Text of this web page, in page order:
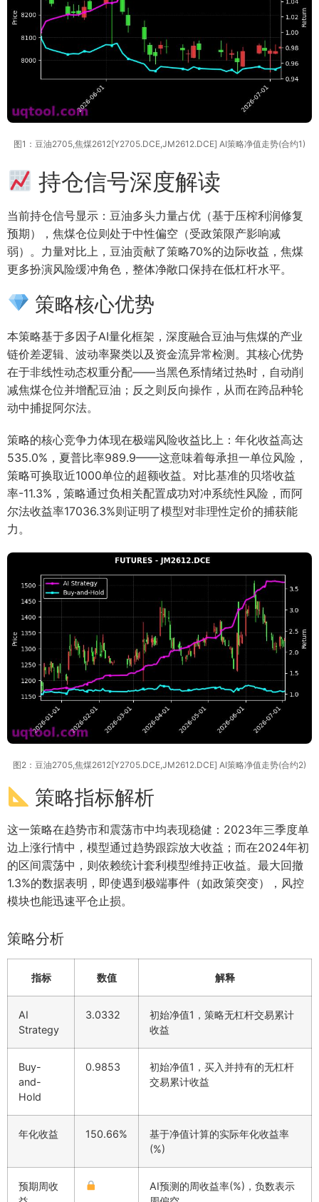
图1：豆油2705,焦煤2612[Y2705.DCE,JM2612.DCE] AI策略净值走势(合约1)
持仓信号深度解读
当前持仓信号显示：豆油多头力量占优（基于压榨利润修复
预期），焦煤仓位则处于中性偏空（受政策限产影响减
弱）。力量对比上，豆油贡献了策略70%的边际收益，焦煤
更多扮演风险缓冲角色，整体净敞口保持在低杠杆水平。
策略核心优势
本策略基于多因子AI量化框架，深度融合豆油与焦煤的产业
链价差逻辑、波动率聚类以及资金流异常检测。其核心优势
在于非线性动态权重分配——当黑色系情绪过热时，自动削
减焦煤仓位并增配豆油；反之则反向操作，从而在跨品种轮
动中捕捉阿尔法。
策略的核心竞争力体现在极端风险收益比上：年化收益高达
535.0%，夏普比率989.9——这意味着每承担一单位风险，
策略可换取近1000单位的超额收益。对比基准的贝塔收益
率-11.3%，策略通过负相关配置成功对冲系统性风险，而阿
尔法收益率17036.3%则证明了模型对非理性定价的捕获能
力。
图2：豆油2705,焦煤2612[Y2705.DCE,JM2612.DCE] AI策略净值走势(合约2)
策略指标解析
这一策略在趋势市和震荡市中均表现稳健：2023年三季度单
边上涨行情中，模型通过趋势跟踪放大收益；而在2024年初
的区间震荡中，则依赖统计套利模型维持正收益。最大回撤
1.3%的数据表明，即使遇到极端事件（如政策突变），风控
模块也能迅速平仓止损。
策略分析
指标 数值 解释
AI
Strategy
3.0332
初始净值1，策略无杠杆交易累计
收益
Buy-
and-
Hold
0.9853
初始净值1，买入并持有的无杠杆
交易累计收益
年化收益 150.66%
基于净值计算的实际年化收益率
(%)
预期周收
AI预测的周收益率(%)，负数表示